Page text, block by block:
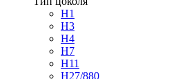
H1
H3
H4
H7
H11
H27/880